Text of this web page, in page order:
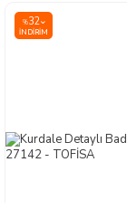
%32
İNDIRIM